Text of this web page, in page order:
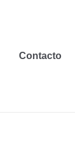
Contacto